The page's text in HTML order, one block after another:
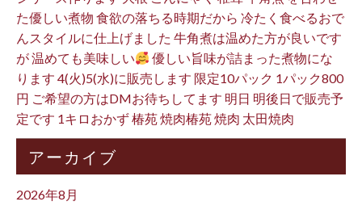
た優しい煮物 食欲の落ちる時期だから 冷たく食べるおで
んスタイルに仕上げました 牛角煮は温めた方が良いです
が 温めても美味しい
優しい旨味が詰まった煮物にな
ります 4(火)5(水)に販売します 限定10パック 1パック800
円 ご希望の方はDMお待ちしてます 明日 明後日で販売予
定です 1キロおかず 椿苑 焼肉椿苑 焼肉 太田焼肉
アーカイブ
2026年8月